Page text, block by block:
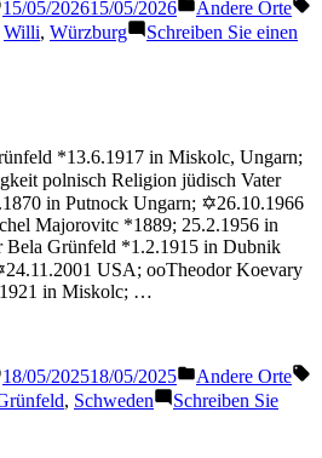
15/05/202615/05/2026
in
Andere Orte
Willi, Würzburg
Schreiben Sie einen
*13.6.1917 in Miskolc, Ungarn;
polnisch Religion jüdisch Vater
in Putnock Ungarn; ✡26.10.1966
Majorovitc *1889; 25.2.1956 in
Bela Grünfeld *1.2.1915 in Dubnik
USA; ooTheodor Koevary
in Miskolc; …
18/05/202518/05/2025
Veröffentlicht
in
Andere Orte
, Schweden
Schreiben Sie